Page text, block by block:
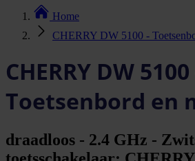
Home
CHERRY DW 5100 -
CHERRY DW 5100
Toetsenbord en
draadloos - 2.4 GHz -